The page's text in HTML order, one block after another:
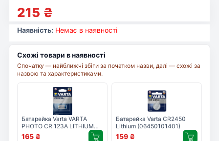
215 ₴
Наявність: Немає в наявності
Схожі товари в наявності
Спочатку — найближчі збіги за початком назви, далі — схожі за
назвою та характеристиками.
Батарейка Varta VARTA
PHOTO CR 123A LITHIUM
(06205301401)
165 ₴
Батарейка Varta CR2450
Lithium (06450101401)
159 ₴